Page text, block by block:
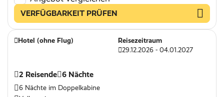
VERFÜGBARKEIT PRÜFEN
Hotel (ohne Flug)
Reisezeitraum
29.12.2026 - 04.01.2027
2 Reisende 6 Nächte
6 Nächte im Doppelkabine